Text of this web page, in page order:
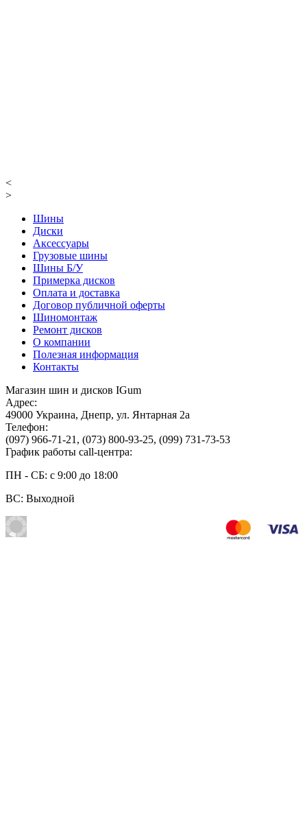
<
>
Шины
Диски
Аксессуары
Грузовые шины
Шины Б/У
Примерка дисков
Оплата и доставка
Договор публичной оферты
Шиномонтаж
Ремонт дисков
О компании
Полезная информация
Контакты
Магазин шин и дисков IGum
Адрес:
49000 Украина, Днепр, ул. Янтарная 2а
Телефон:
(097) 966-71-21 , (073) 800-93-25, (099) 731-73-53
График работы call-центра:
ПН - СБ: с 9:00 до 18:00
ВС: Выходной